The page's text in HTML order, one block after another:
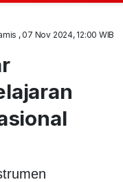
, 07 Nov 2024, 12:00 WIB